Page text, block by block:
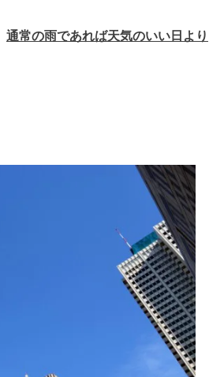
通常の雨であれば天気のいい日より